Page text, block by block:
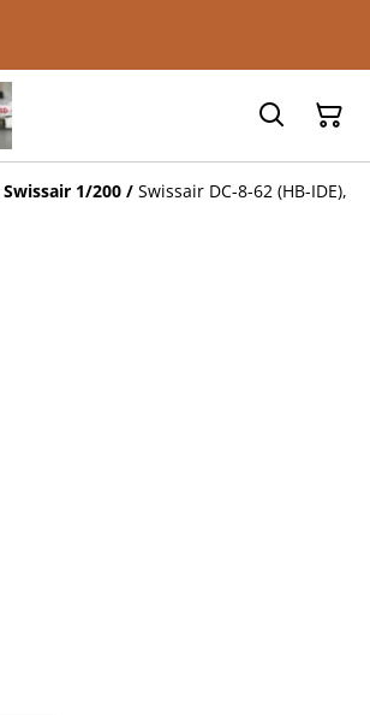
Swissair 1/200 / Swissair DC-8-62 (HB-IDE),